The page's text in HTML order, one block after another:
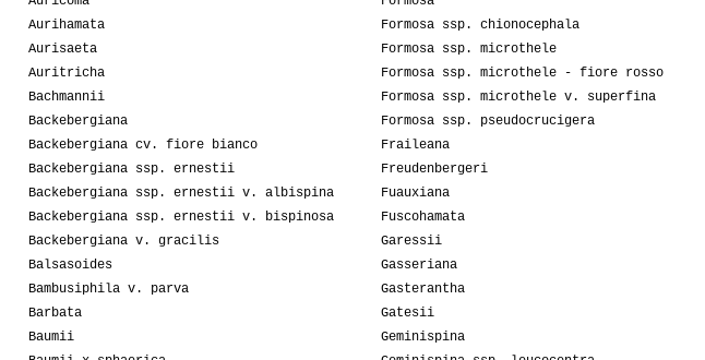
Aurihamata
Aurisaeta
Auritricha
Bachmannii
Backebergiana
Backebergiana cv. fiore bianco
Backebergiana ssp. ernestii
Backebergiana ssp. ernestii v. albispina
Backebergiana ssp. ernestii v. bispinosa
Backebergiana v. gracilis
Balsasoides
Bambusiphila v. parva
Barbata
Baumii
Formosa ssp. chionocephala
Formosa ssp. microthele
Formosa ssp. microthele - fiore rosso
Formosa ssp. microthele v. superfina
Formosa ssp. pseudocrucigera
Fraileana
Freudenbergeri
Fuauxiana
Fuscohamata
Garessii
Gasseriana
Gasterantha
Gatesii
Geminispina